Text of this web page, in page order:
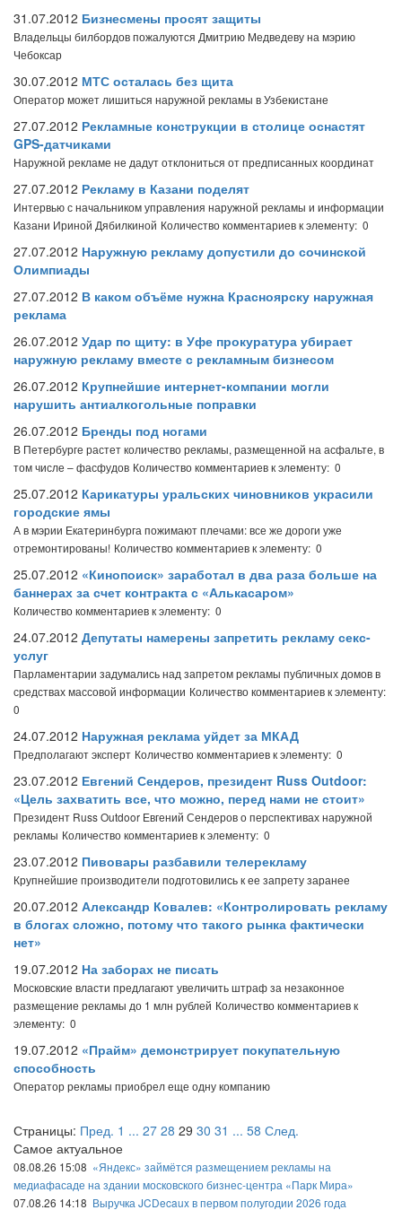
31.07.2012 Бизнесмены просят защиты
Владельцы билбордов пожалуются Дмитрию Медведеву на мэрию
Чебоксар
30.07.2012 МТС осталась без щита
Оператор может лишиться наружной рекламы в Узбекистане
27.07.2012 Рекламные конструкции в столице оснастят
GPS-датчиками
Наружной рекламе не дадут отклониться от предписанных координат
27.07.2012 Рекламу в Казани поделят
Интервью с начальником управления наружной рекламы и информации
Казани Ириной Дябилкиной Количество комментариев к элементу: 0
27.07.2012 Наружную рекламу допустили до сочинской
Олимпиады
27.07.2012 В каком объёме нужна Красноярску наружная
реклама
26.07.2012 Удар по щиту: в Уфе прокуратура убирает
наружную рекламу вместе с рекламным бизнесом
26.07.2012 Крупнейшие интернет-компании могли
нарушить антиалкогольные поправки
26.07.2012 Бренды под ногами
В Петербурге растет количество рекламы, размещенной на асфальте, в
том числе – фасфудов Количество комментариев к элементу: 0
25.07.2012 Карикатуры уральских чиновников украсили
городские ямы
А в мэрии Екатеринбурга пожимают плечами: все же дороги уже
отремонтированы! Количество комментариев к элементу: 0
25.07.2012 «Кинопоиск» заработал в два раза больше на
баннерах за счет контракта с «Алькасаром»
Количество комментариев к элементу: 0
24.07.2012 Депутаты намерены запретить рекламу секс-
услуг
Парламентарии задумались над запретом рекламы публичных домов в
средствах массовой информации Количество комментариев к элементу:
0
24.07.2012 Наружная реклама уйдет за МКАД
Предполагают эксперт Количество комментариев к элементу: 0
23.07.2012 Евгений Сендеров, президент Russ Outdoor:
«Цель захватить все, что можно, перед нами не стоит»
Президент Russ Outdoor Евгений Сендеров о перспективах наружной
рекламы Количество комментариев к элементу: 0
23.07.2012 Пивовары разбавили телерекламу
Крупнейшие производители подготовились к ее запрету заранее
20.07.2012 Александр Ковалев: «Контролировать рекламу
в блогах сложно, потому что такого рынка фактически
нет»
19.07.2012 На заборах не писать
Московские власти предлагают увеличить штраф за незаконное
размещение рекламы до 1 млн рублей Количество комментариев к
элементу: 0
19.07.2012 «Прайм» демонстрирует покупательную
способность
Оператор рекламы приобрел еще одну компанию
Страницы: Пред. 1 ... 27 28 29 30 31 ... 58 След.
Самое актуальное
08.08.26 15:08 «Яндекс» займётся размещением рекламы на
медиафасаде на здании московского бизнес-центра «Парк Мира»
07.08.26 14:18 Выручка JCDecaux в первом полугодии 2026 года